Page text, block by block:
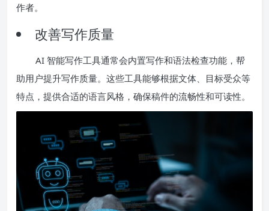
作者。
改善写作质量
AI 智能写作工具通常会内置写作和语法检查功能，帮
助用户提升写作质量。这些工具能够根据文体、目标受众等
特点，提供合适的语言风格，确保稿件的流畅性和可读性。